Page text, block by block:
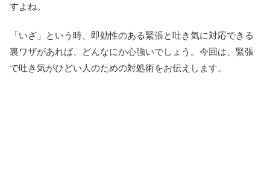
すよね。
「いざ」という時、即効性のある緊張と吐き気に対応できる
裏ワザがあれば、どんなにか心強いでしょう。今回は、緊張
で吐き気がひどい人のための対処術をお伝えします。